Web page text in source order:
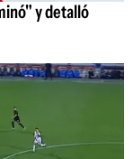
y detalló